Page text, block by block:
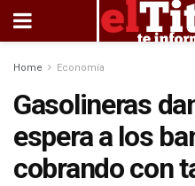
Home Economía
Gasolineras
espera a los
cobrando con